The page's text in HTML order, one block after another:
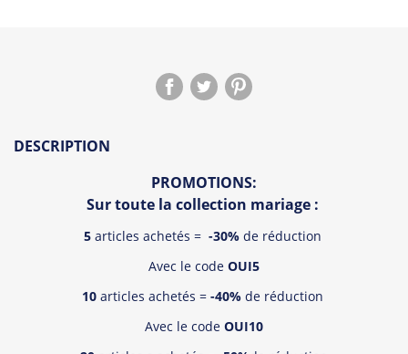
DESCRIPTION
PROMOTIONS:
Sur toute la collection mariage :
5articles achetés = -30%de réduction
Avec le code OUI5
10articles achetés = -40%de réduction
Avec le code OUI10